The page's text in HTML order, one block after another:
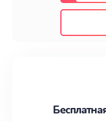
также
проведенных
наилучшим